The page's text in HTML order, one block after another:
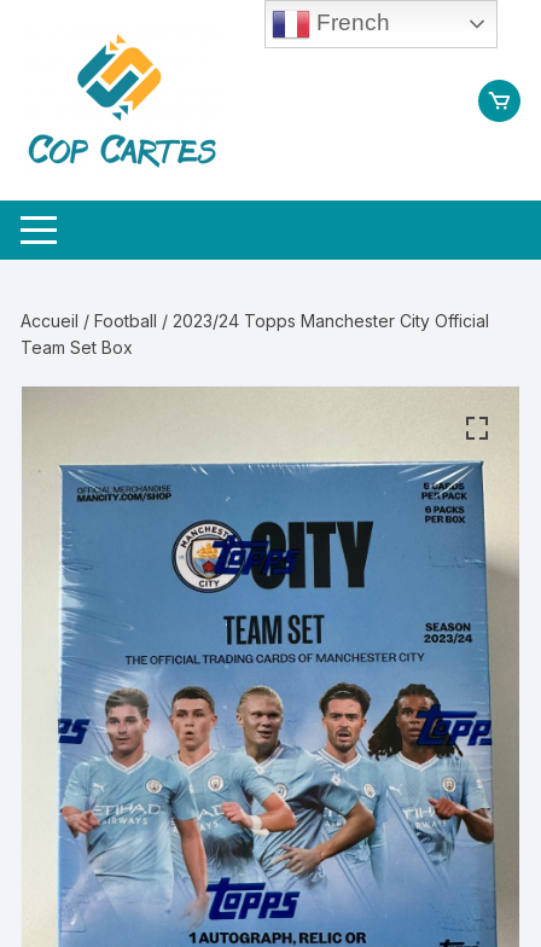
Accueil /Football / 2023/24 Topps Manchester City Official
Team Set Box
French